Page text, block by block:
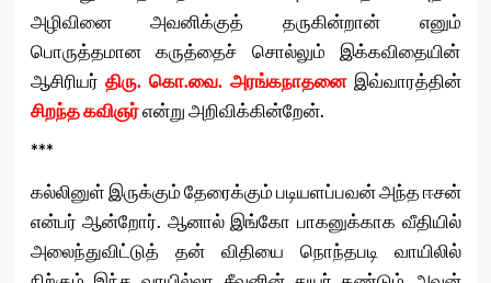
அழிவினை அவனிக்குத் தருகின்றான் எனும்
பொருத்தமான கருத்தைச் சொல்லும் இக்கவிதையின்
ஆசிரியர்திரு. கொ.வை. அரங்கநாதனை இவ்வாரத்தின்
சிறந்த கவிஞர்என்று அறிவிக்கின்றேன்.
***
கல்லினுள் இருக்கும் தேரைக்கும் படியளப்பவன் அந்த ஈசன்
என்பர் ஆன்றோர். ஆனால் இங்கோ பாகனுக்காக வீதியில்
அலைந்துவிட்டுத் தன் விதியை நொந்தபடி வாயிலில்